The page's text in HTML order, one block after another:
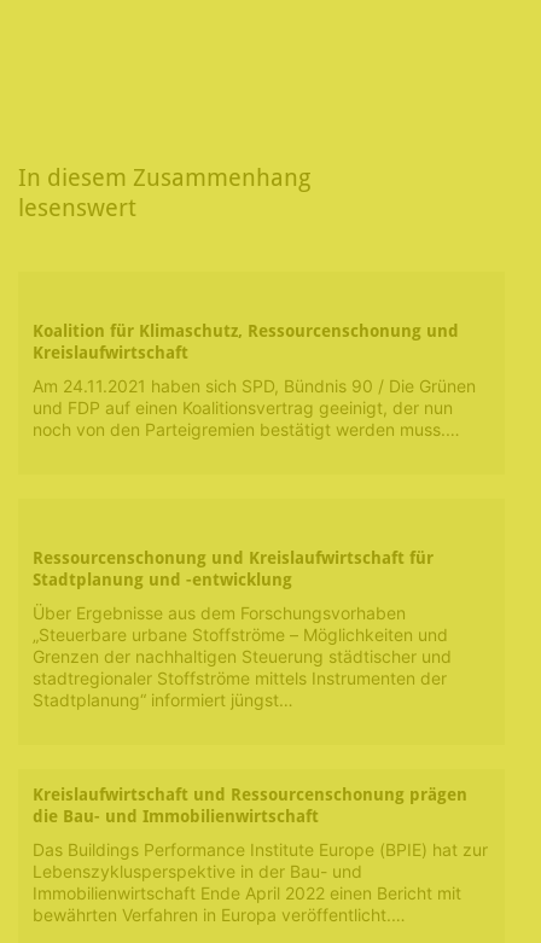
In diesem Zusammenhang
lesenswert
Koalition für Klimaschutz, Ressourcenschonung und
Kreislaufwirtschaft
Am 24.11.2021 haben sich SPD, Bündnis 90 / Die Grünen
und FDP auf einen Koalitionsvertrag geeinigt, der nun
noch von den Parteigremien bestätigt werden muss.…
Ressourcenschonung und Kreislaufwirtschaft für
Stadtplanung und -entwicklung
Über Ergebnisse aus dem Forschungsvorhaben
„Steuerbare urbane Stoffströme – Möglichkeiten und
Grenzen der nachhaltigen Steuerung städtischer und
stadtregionaler Stoffströme mittels Instrumenten der
Stadtplanung“ informiert jüngst…
Kreislaufwirtschaft und Ressourcenschonung prägen
die Bau- und Immobilienwirtschaft
Das Buildings Performance Institute Europe (BPIE) hat zur
Lebenszyklusperspektive in der Bau- und
Immobilienwirtschaft Ende April 2022 einen Bericht mit
bewährten Verfahren in Europa veröffentlicht.…